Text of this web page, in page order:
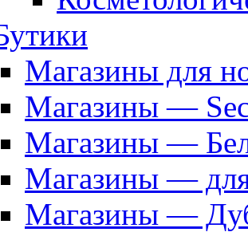
Магазины для
Магазины —
Магазины —
Магазины —
Магазины —